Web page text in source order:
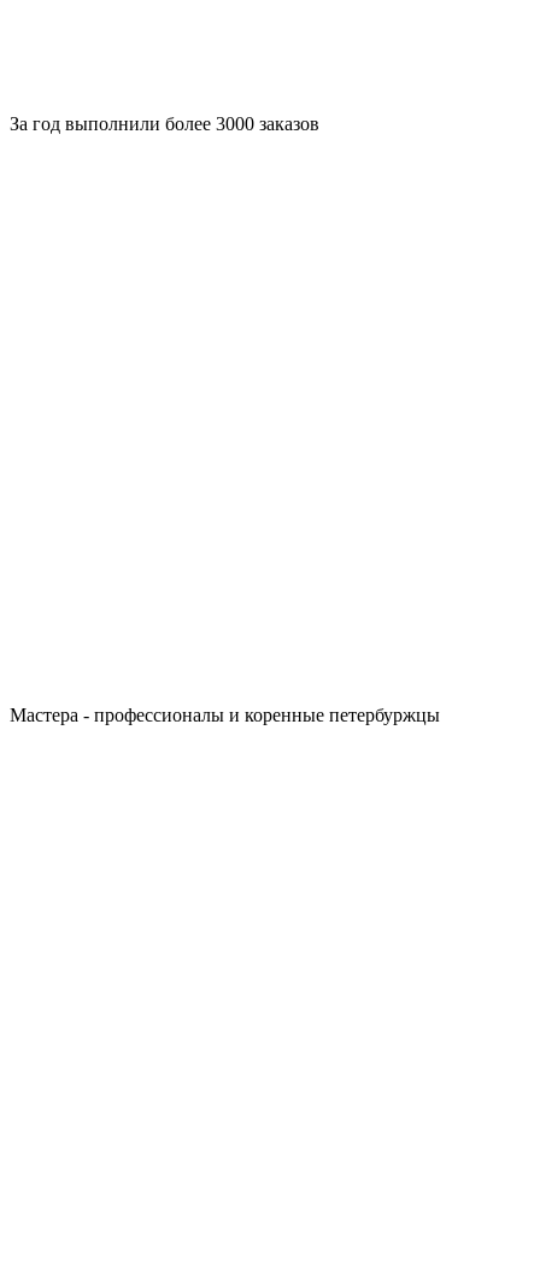
За год выполнили более 3000 заказов
Мастера - профессионалы и коренные петербуржцы